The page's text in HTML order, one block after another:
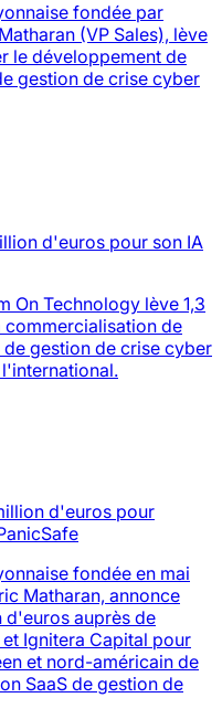
fondée par
(VP Sales), lève
le développement de
gestion de crise cyber
d'euros pour son IA
On Technology lève 1,3
de
gestion de crise cyber
d'euros pour
fondée en mai
Matharan, annonce
d'euros auprès de
Ignitera Capital pour
et nord-américain de
SaaS de gestion de